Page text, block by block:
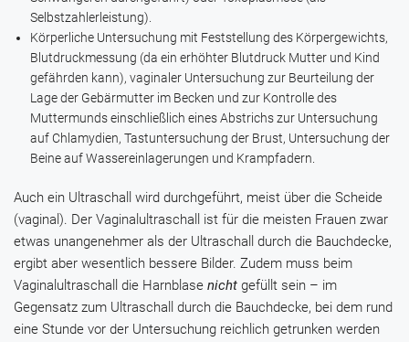
Selbstzahlerleistung).
Körperliche Untersuchung mit Feststellung des Körpergewichts,
Blutdruckmessung (da ein erhöhter Blutdruck Mutter und Kind
gefährden kann), vaginaler Untersuchung zur Beurteilung der
Lage der Gebärmutter im Becken und zur Kontrolle des
Muttermunds einschließlich eines Abstrichs zur Untersuchung
auf Chlamydien, Tastuntersuchung der Brust, Untersuchung der
Beine auf Wassereinlagerungen und Krampfadern.
Auch ein Ultraschall wird durchgeführt, meist über die Scheide
(vaginal). Der Vaginalultraschall ist für die meisten Frauen zwar
etwas unangenehmer als der Ultraschall durch die Bauchdecke,
ergibt aber wesentlich bessere Bilder. Zudem muss beim
Vaginalultraschall die Harnblase nicht gefüllt sein – im
Gegensatz zum Ultraschall durch die Bauchdecke, bei dem rund
eine Stunde vor der Untersuchung reichlich getrunken werden